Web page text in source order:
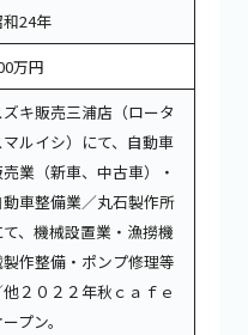
24年
万円
ズキ販売三浦店（ロータ
マルイシ）にて、自動車
売業（新車、中古車）・
動車整備業／丸石製作所
て、機械設置業・漁撈機
作整備・ポンプ修理等
他２０２２年秋ｃａｆｅ
プン。